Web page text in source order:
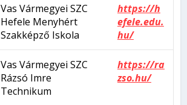
Vas Vármegyei SZC
Hefele Menyhért
Szakképző Iskola
https://h
efele.edu.
hu/
Vas Vármegyei SZC
Rázsó Imre
Technikum
https://ra
zso.hu/